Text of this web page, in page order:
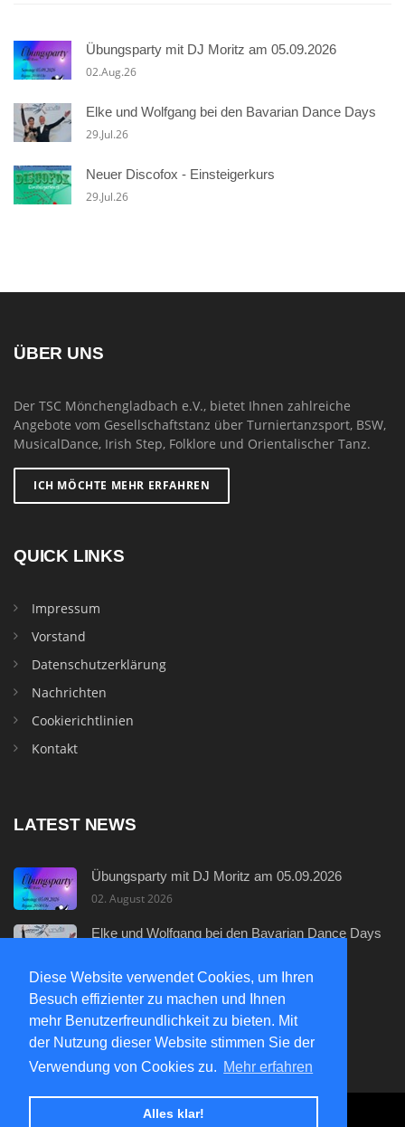
Diese Website verwendet Cookies, um Ihren
Besuch effizienter zu machen und Ihnen
mehr Benutzerfreundlichkeit zu bieten. Mit
der Nutzung dieser Website stimmen Sie der
Verwendung von Cookies zu. Mehr erfahren
Alles klar!
Übungsparty mit DJ Moritz am 05.09.2026
02.Aug.26
Elke und Wolfgang bei den Bavarian Dance Days
29.Jul.26
Neuer Discofox - Einsteigerkurs
29.Jul.26
ÜBER UNS
Der TSC Mönchengladbach e.V., bietet Ihnen zahlreiche
Angebote vom Gesellschaftstanz über Turniertanzsport, BSW,
MusicalDance, Irish Step, Folklore und Orientalischer Tanz.
ICH MÖCHTE MEHR ERFAHREN
QUICK LINKS
Impressum
Vorstand
Datenschutzerklärung
Nachrichten
Cookierichtlinien
Kontakt
LATEST NEWS
Übungsparty mit DJ Moritz am 05.09.2026
02. August 2026
Elke und Wolfgang bei den Bavarian Dance Days
Neuer Discofox - Einsteigerkurs
29. Juli 2026